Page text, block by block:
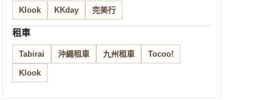
Klook KKday 完美行
租車
Tabirai 沖繩租車 九州租車 Tocoo!
Klook